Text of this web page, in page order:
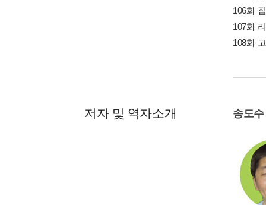
106화
107화
108화
저자 및 역자소개 송도수